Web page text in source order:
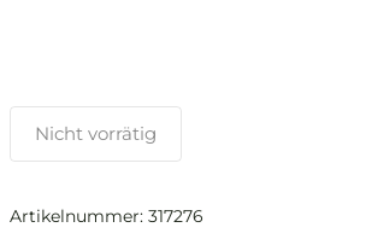
Nicht vorrätig
Artikelnummer: 317276